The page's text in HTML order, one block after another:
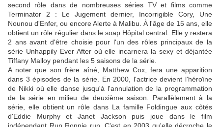
second rôle dans de nombreuses séries TV et films comme
Terminator 2 : Le Jugement dernier, Incorrigible Cory, Une
Nounou d'Enfer, ou encore Alerte à Malibu. À l'âge de 15 ans, elle
obtient un rôle régulier dans le soap Hôpital central. Elle y restera
2 ans avant d'être choisie pour l'un des rôles principaux de la
série Unhappily Ever After où elle incarnera la sexy et déjantée
Tiffany Malloy pendant les 5 saisons de la série.
A noter que son frère aîné, Matthew Cox, fera une apparition
dans 3 épisodes de la série. En 2000, l'actrice devient l'héroïne
de Nikki où elle danse jusqu'à l'annulation de la programmation
de la série en milieu de deuxième saison. Parallèlement à la
série, elle obtient un rôle dans La famille Foldingue aux côtés
d'Eddie Murphy et Janet Jackson puis joue dans le film
indépendant Run Ronnie run. C'est en 2003 qu'elle décroche le